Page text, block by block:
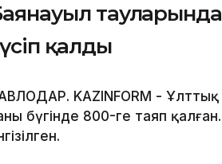
қалды
KAZINFORM -
бүгінде 800-ге таяп